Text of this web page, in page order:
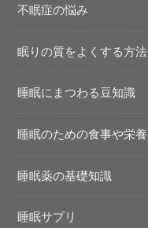
不眠症の悩み
眠りの質をよくする方法
睡眠にまつわる豆知識
睡眠のための食事や栄養
睡眠薬の基礎知識
睡眠サプリ